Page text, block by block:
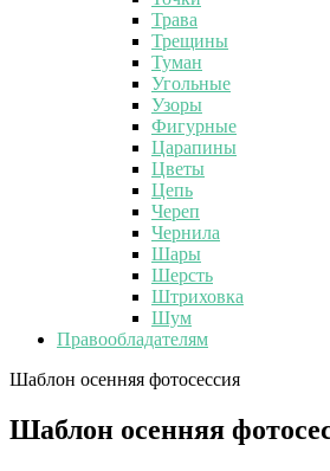
Трава
Трещины
Туман
Угольные
Узоры
Фигурные
Царапины
Цветы
Цепь
Череп
Чернила
Шары
Шерсть
Штриховка
Шум
Правообладателям
Шаблон осенняя фотосессия
Шаблон осенняя